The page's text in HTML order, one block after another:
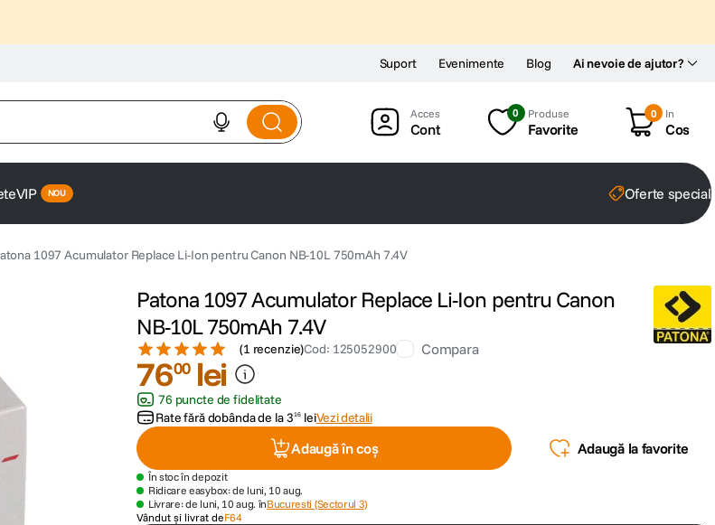
Ai nevoie de ajutor?
Suport Evenimente Blog
Cont
0 Produse
Favorite
0 In
Cos
VIP Oferte
1097 Acumulator Replace Li-Ion pentru Canon NB-10L 750mAh 7.4V
Patona 1097 Acumulator Replace Li-Ion pentru Canon
NB-10L 750mAh 7.4V
(1 recenzie)Cod: 125052900 Compara
7600 lei
76 puncte de fidelitate
Rate fără dobânda de la316 leiVezi detalii
Adaugă în coș Adaugă la favorite
În stoc în depozit
Ridicare easybox: de luni, 10 aug.
Livrare: de luni, 10 aug. înBucuresti (Sectorul 3)
Vândut și livrat deF64